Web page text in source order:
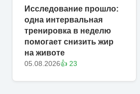
Исследование прошло:
одна интервальная
тренировка в неделю
помогает снизить жир
на животе
05.08.2026👍 23